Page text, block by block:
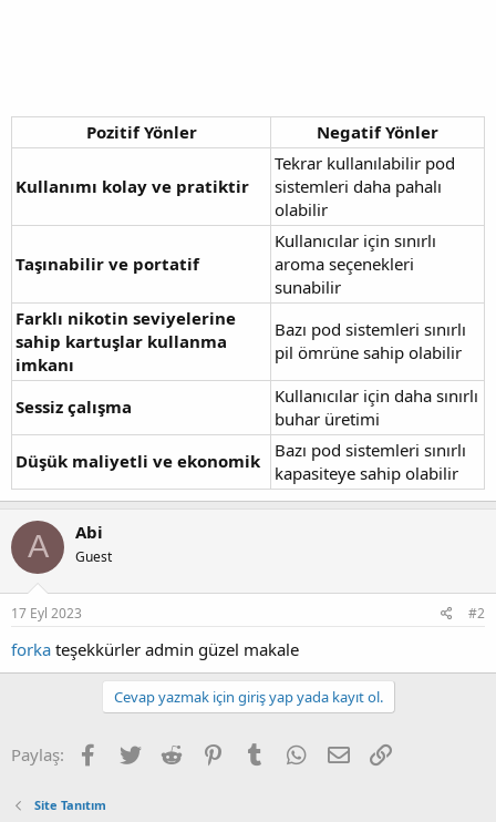
Pozitif Yönler Negatif Yönler
Kullanımı kolay ve pratiktir
Tekrar kullanılabilir pod
sistemleri daha pahalı
olabilir
Taşınabilir ve portatif
Kullanıcılar için sınırlı
aroma seçenekleri
sunabilir
Farklı nikotin seviyelerine
sahip kartuşlar kullanma
imkanı
Bazı pod sistemleri sınırlı
pil ömrüne sahip olabilir
Sessiz çalışma
Kullanıcılar için daha sınırlı
buhar üretimi
Düşük maliyetli ve ekonomik
Bazı pod sistemleri sınırlı
kapasiteye sahip olabilir
A Abi
Guest
17 Eyl 2023 #2
forka teşekkürler admin güzel makale
Cevap yazmak için giriş yap yada kayıt ol.
Paylaş: Facebook
Twitter Reddit PinterestTumblr WhatsApp
E-posta
Site Tanıtım